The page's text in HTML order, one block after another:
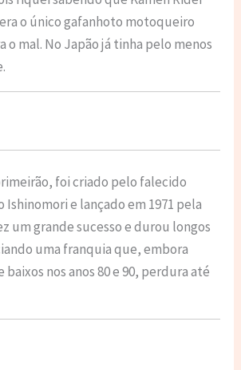
o único gafanhoto motoqueiro
o mal. No Japão já tinha pelo menos
foi criado pelo falecido
Ishinomori e lançado em 1971 pela
um grande sucesso e durou longos
uma franquia que, embora
nos anos 80 e 90, perdura até